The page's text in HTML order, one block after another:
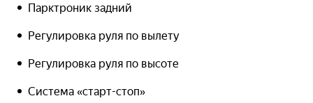
Парктроник задний
Регулировка руля по вылету
Регулировка руля по высоте
Система «старт-стоп»